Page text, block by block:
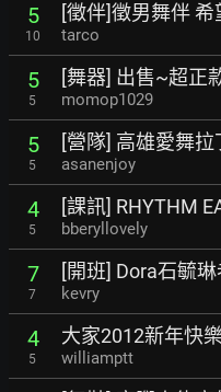
5
10
[徵伴]徵男舞伴
tarco
5
5
[舞器] 出售~超正
momop1029
5
5
[營隊] 高雄愛舞拉
asanenjoy
4
5
[課訊] RHYTHM
bberyllovely
7
7
[開班] Dora石毓
kevry
4
5
大家2012新年快樂
williamptt